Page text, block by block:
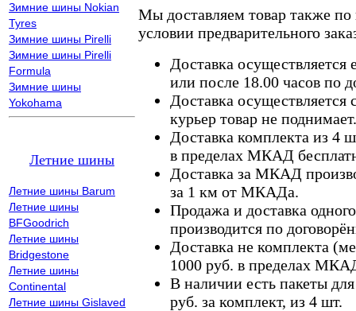
Зимние шины Nokian
Tyres
Зимние шины Pirelli
Зимние шины Pirelli
Formula
Зимние шины
Yokohama
Летние шины
Летние шины Barum
Летние шины
BFGoodrich
Летние шины
Bridgestone
Летние шины
Continental
Летние шины Gislaved
Мы доставляем товар также
условии предварительного
Доставка осуществляется
или после 18.00 часов по
Доставка осуществляется
курьер товар не поднимает.
Доставка комплекта из 4
в пределах МКАД
Доставка за МКАД
за 1 км от МКАДа.
Продажа и доставка
производится по
Доставка не комплекта
1000 руб. в пределах
В наличии есть пакеты
руб. за комплект, из 4 шт.